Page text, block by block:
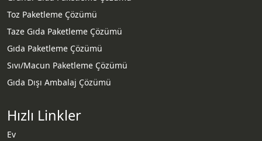
Toz Paketleme Çözümü
Taze Gıda Paketleme Çözümü
Gıda Paketleme Çözümü
Sıvı/Macun Paketleme Çözümü
Gıda Dışı Ambalaj Çözümü
Hızlı Linkler
Ev